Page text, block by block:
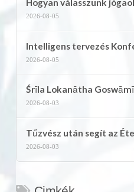
Hogyan válasszunk
2026-08-05
Intelligens tervezés
2026-08-05
Śrīla Lokanātha
2026-08-03
Tűzvész után segít az
2026-08-03